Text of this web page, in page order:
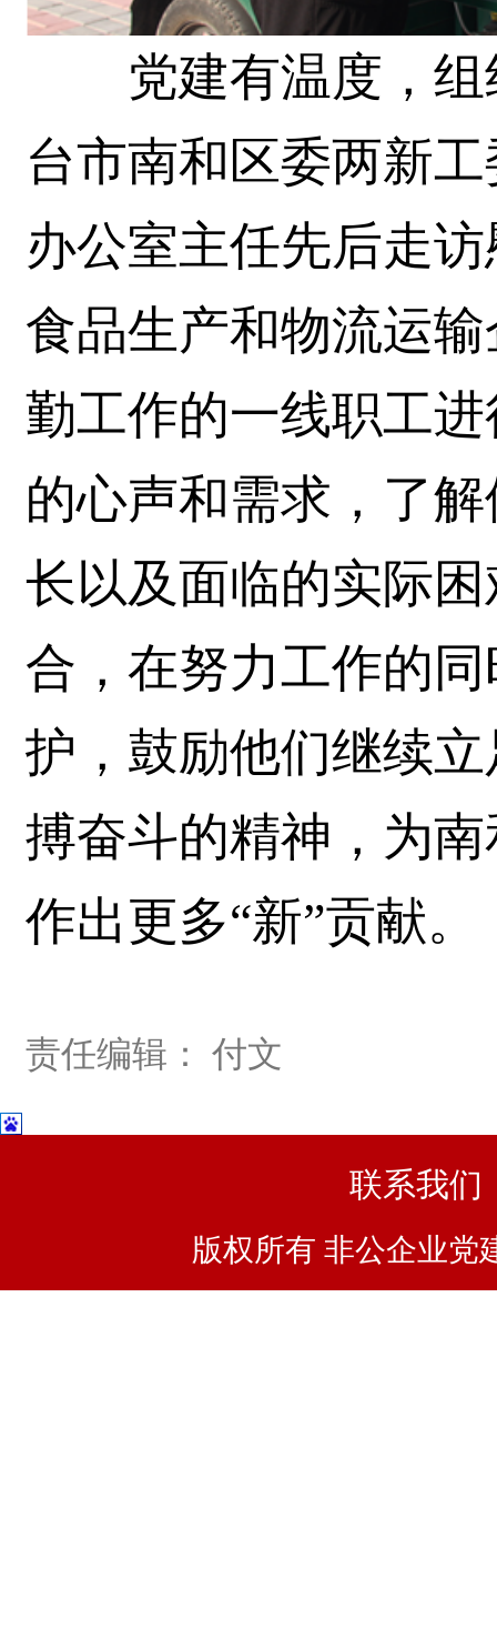
党建有温度，组
台市南和区委两新
办公室主任先后走
食品生产和物流运
勤工作的一线职工
的心声和需求，了
长以及面临的实际
合，在努力工作的
护，鼓励他们继续
搏奋斗的精神，为
作出更多“新”贡献。
责任编辑： 付文
联系我们
版权所有 非公企业党